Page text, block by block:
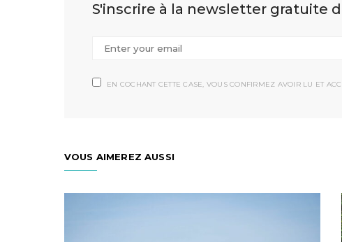
S'inscrire à la newsletter gratuite
EN COCHANT CETTE CASE, VOUS CONFIRMEZ AVOIR LU ET
VOUS AIMEREZ AUSSI